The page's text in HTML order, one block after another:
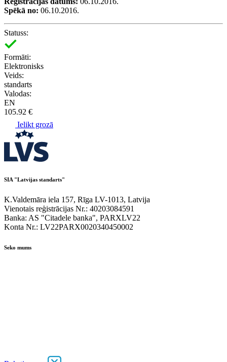
Spēkā no: 06.10.2016.
Statuss:
Formāti:
Elektronisks
Veids:
standarts
Valodas:
EN
105.92 €
Ielikt grozā
SIA "Latvijas standarts"
K.Valdemāra iela 157, Rīga LV-1013, Latvija
Vienotais reģistrācijas Nr.: 40203084591
Banka: AS "Citadele banka", PARXLV22
Konta Nr.: LV22PARX0020340450002
Seko mums